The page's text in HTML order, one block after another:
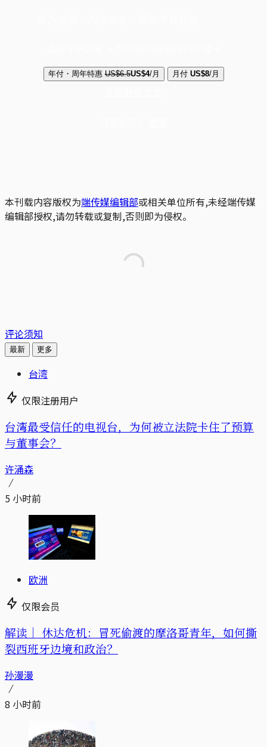
年付・周年特惠 US$6.5US$4/月 月付 US$8/月
本刊载内容版权为端传媒编辑部或相关单位所有,未经端传媒
编辑部授权,请勿转载或复制,否则即为侵权。
评论须知
最新 更多
台湾
仅限注册用户
台湾最受信任的电视台，为何被立法院卡住了预算
与董事会？
许涌森
5 小时前
欧洲
仅限会员
解读｜ 休达危机：冒死偷渡的摩洛哥青年，如何撕
裂西班牙边境和政治？
孙漫漫
8 小时前